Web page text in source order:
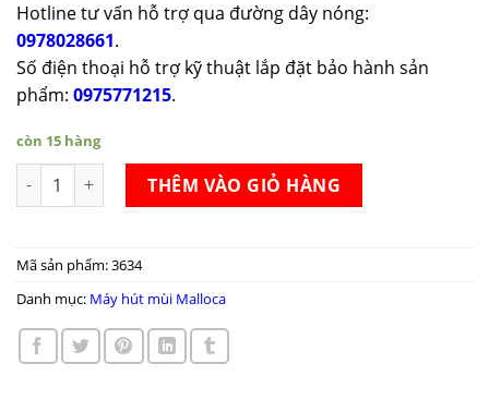
Hotline tư vấn hỗ trợ qua đường dây nóng:
0978028661.
Số điện thoại hỗ trợ kỹ thuật lắp đặt bảo hành sản
phẩm: 0975771215.
còn 15 hàng
Máy hút mùi Malloca MC 9066 số lượng
THÊM VÀO GIỎ HÀNG
Mã sản phẩm:3634
Danh mục: Máy hút mùi Malloca